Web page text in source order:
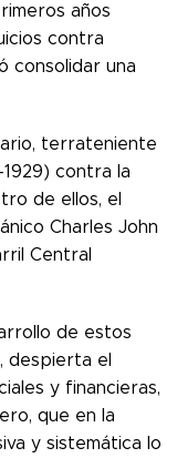
años
contra
consolidar una
terrateniente
contra la
de ellos, el
Charles John
Central
de estos
despierta el
y financieras,
que en la
y sistemática lo